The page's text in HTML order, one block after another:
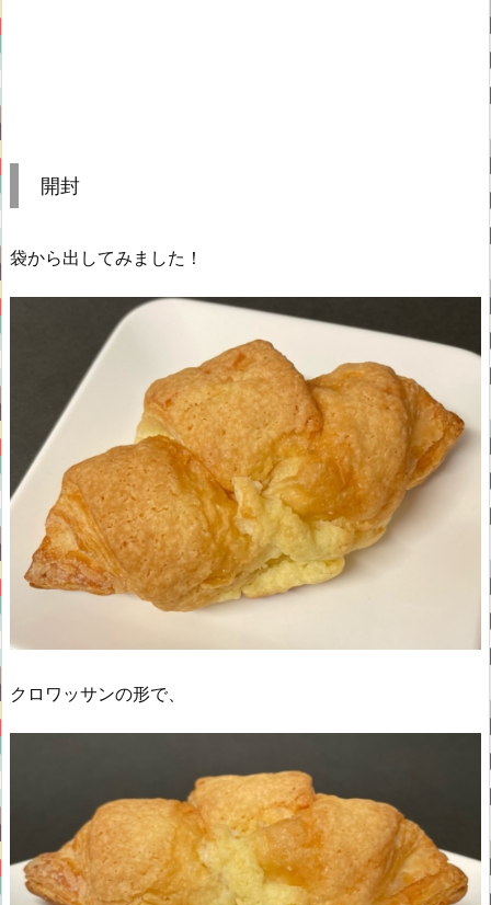
開封
袋から出してみました！
クロワッサンの形で、